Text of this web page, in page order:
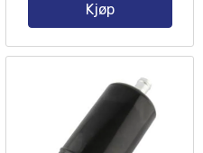
Kjøp